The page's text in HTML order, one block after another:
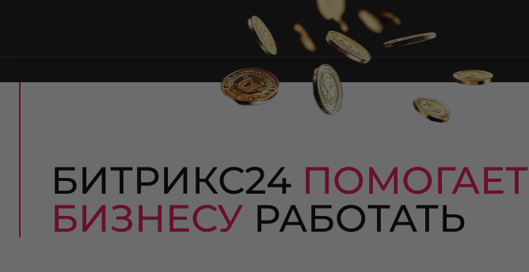
БИТРИКС24 ПОМОГАЕТ
БИЗНЕСУ РАБОТАТЬ